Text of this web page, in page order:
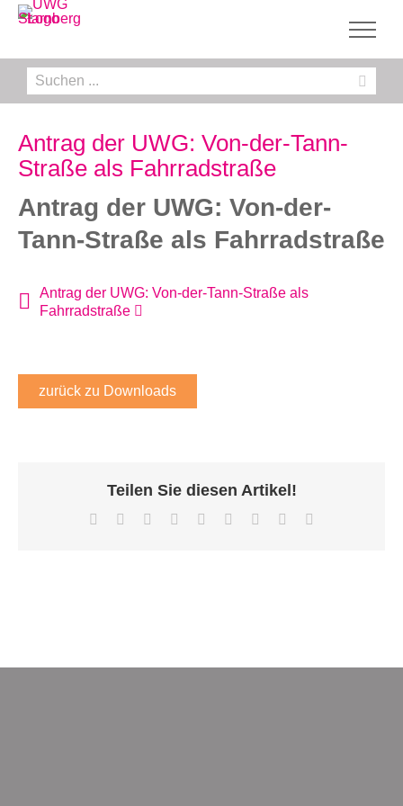
Zum
Inhalt
Suche
nach:
Antrag der UWG: Von-der-Tann-
Straße als Fahrradstraße
Antrag der UWG: Von-der-
Tann-Straße als Fahrradstraße
Antrag der UWG: Von-der-Tann-Straße als
Fahrradstraße
zurück zu Downloads
Teilen Sie diesen Artikel!
Facebook Reddit LinkedInWhatsApp
TumblrPinterest